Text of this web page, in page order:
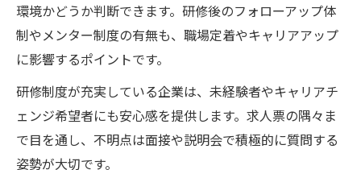
環境かどうか判断できます。研修後のフォローアップ体
制やメンター制度の有無も、職場定着やキャリアアップ
に影響するポイントです。
研修制度が充実している企業は、未経験者やキャリアチ
ェンジ希望者にも安心感を提供します。求人票の隅々ま
で目を通し、不明点は面接や説明会で積極的に質問する
姿勢が大切です。